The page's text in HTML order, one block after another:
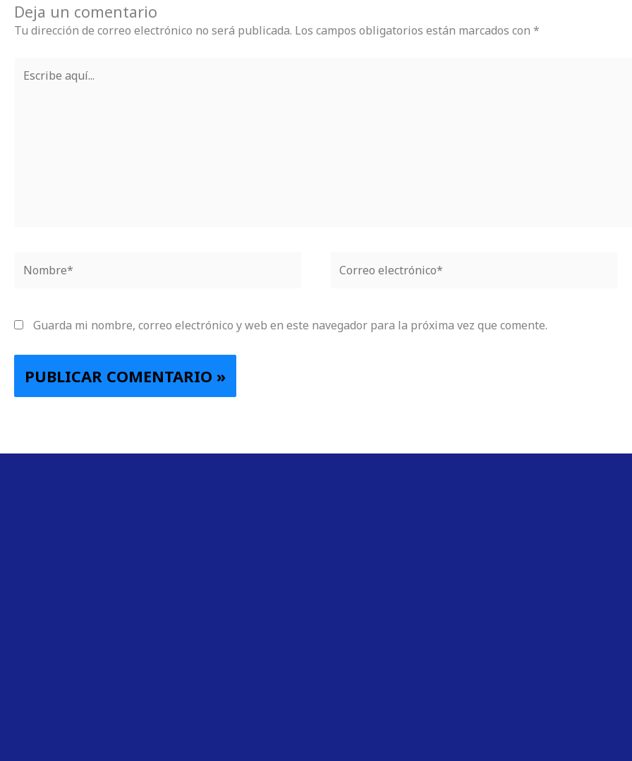
Deja un comentario
Tu dirección de correo electrónico no será publicada. Los campos obligatorios están marcados con *
aquí...
electrónico*
Guarda mi nombre, correo electrónico y web en este navegador para la próxima vez que comente.